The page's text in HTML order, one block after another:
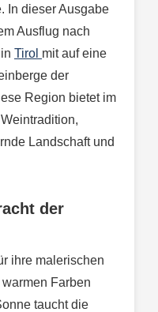
In dieser Ausgabe
Ausflug nach
Tirol mit auf eine
der
Region bietet im
Landschaft und
der
ihre malerischen
Farben
taucht die